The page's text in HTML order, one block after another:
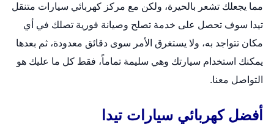
مما يجعلك تشعر بالحيرة، ولكن مع مركز كهربائي سيارات متنقل
تيدا سوف تحصل على خدمة تصلح وصيانة فورية تصلك في أي
مكان تتواجد به، ولا يستغرق الأمر سوى دقائق معدودة، ثم بعدها
يمكنك استخدام سيارتك وهي سليمة تماماً، فقط كل ما عليك هو
التواصل معنا.
أفضل كهربائي سيارات تيدا